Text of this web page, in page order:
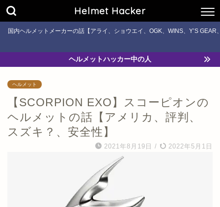
Helmet Hacker
国内ヘルメットメーカーの話【アライ、ショウエイ、OGK、WINS、Y’S
ヘルメットハッカー中の人
ヘルメット
【SCORPION EXO】スコーピオンの
ヘルメットの話【アメリカ、評判、
スズキ？、安全性】
2021年8月19日 / 2022年5月1日